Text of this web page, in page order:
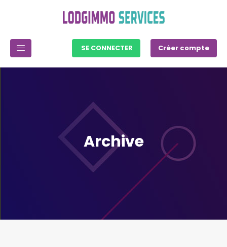
SE CONNECTER Créer compte
Archive